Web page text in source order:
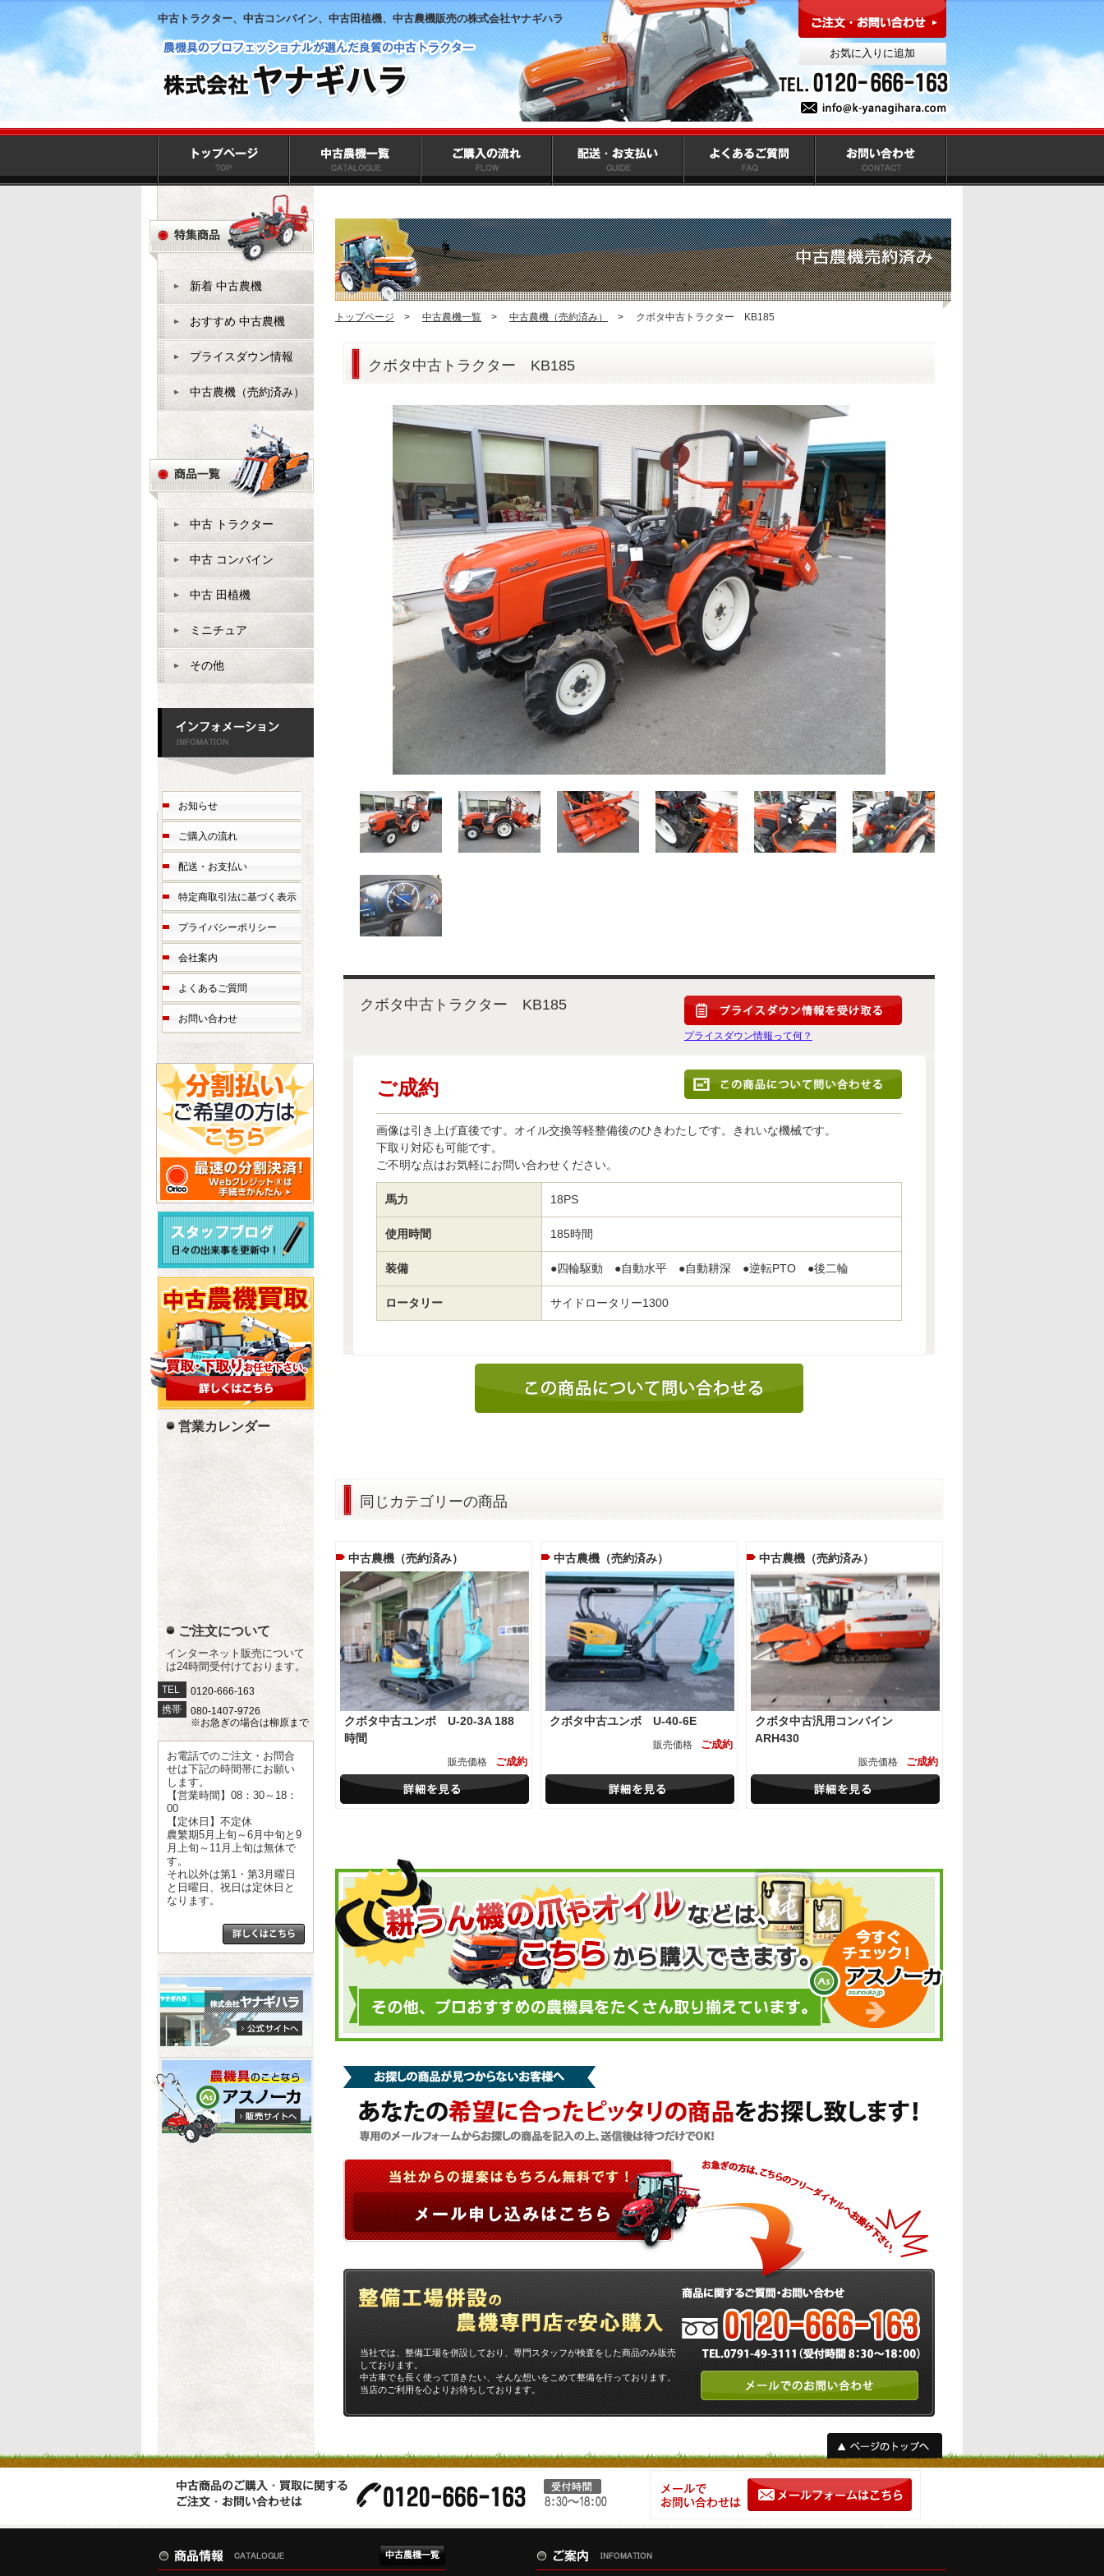
中古トラクター、中古コンバイン、中古田植機、中古農機販売の株式会社ヤナギハラ
トップページ > 中古農機一覧 > 中古農機（売約済み） > クボタ中古トラクター KB185
クボタ中古トラクター KB185
クボタ中古トラクター KB185
プライスダウン情報って何？
ご成約
画像は引き上げ直後です。オイル交換等軽整備後のひきわたしです。きれいな機械です。
下取り対応も可能です。
ご不明な点はお気軽にお問い合わせください。
馬力 18PS
使用時間 185時間
装備 ●四輪駆動 ●自動水平 ●自動耕深 ●逆転PTO ●後二輪
ロータリー サイドロータリー1300
同じカテゴリーの商品
中古農機（売約済み）
クボタ中古ユンボ U-20-3A 188
時間
販売価格 ご成約
中古農機（売約済み）
クボタ中古ユンボ U-40-6E
販売価格 ご成約
中古農機（売約済み）
クボタ中古汎用コンバイン
ARH430
販売価格 ご成約
当社では、整備工場を併設しており、専門スタッフが検査をした商品のみ販売
しております。
中古車でも長く使って頂きたい、そんな想いをこめて整備を行っております。
当店のご利用を心よりお待ちしております。
新着 中古農機
おすすめ 中古農機
プライスダウン情報
中古農機（売約済み）
中古 トラクター
中古 コンバイン
中古 田植機
ミニチュア
その他
お知らせ
ご購入の流れ
配送・お支払い
特定商取引法に基づく表示
プライバシーポリシー
会社案内
よくあるご質問
お問い合わせ
営業カレンダー
ご注文について
インターネット販売について
は24時間受付けております。
TEL
0120-666-163
携帯
080-1407-9726
※お急ぎの場合は柳原まで
お電話でのご注文・お問合
せは下記の時間帯にお願い
します。
【営業時間】08：30～18：
00
【定休日】不定休
農繁期5月上旬～6月中旬と9
月上旬～11月上旬は無休で
す。
それ以外は第1・第3月曜日
と日曜日、祝日は定休日と
なります。